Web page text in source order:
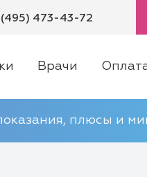
(495) 473-43-72
Врачи
плюсы и